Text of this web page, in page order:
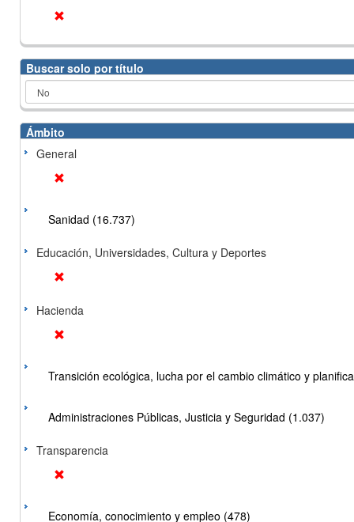
Buscar solo por título
Ámbito
General
Sanidad (16.737)
Educación, Universidades, Cultura y Deportes
Hacienda
Transición ecológica, lucha por el cambio climático y
Administraciones Públicas, Justicia y Seguridad (1.037)
Transparencia
Economía, conocimiento y empleo (478)